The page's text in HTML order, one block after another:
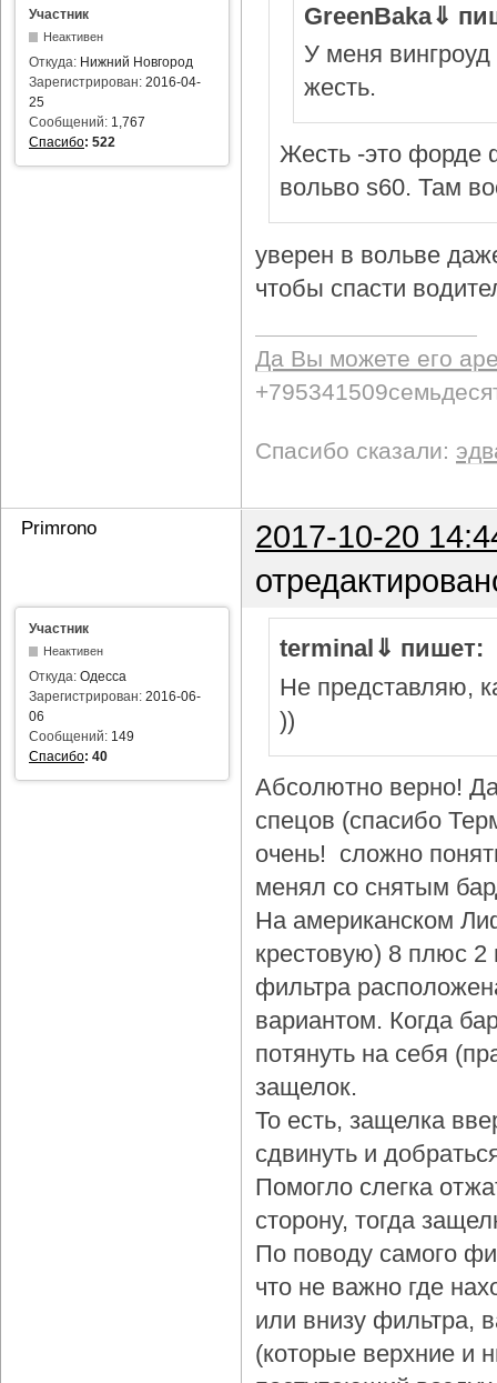
Участник
Неактивен
Откуда: Нижний Новгород
Зарегистрирован: 2016-04-
25
Сообщений: 1,767
Спасибо: 522
GreenBaka⇓
У меня вингроуд
жесть.
Жесть -это форде
вольво s60. Там
уверен в вольве
чтобы спасти
Да Вы можете его
Спасибо сказали:
Primrono
2017-10-20
Участник
Неактивен
Откуда: Одесса
Зарегистрирован: 2016-06-
06
Сообщений: 149
Спасибо: 40
terminal⇓ пишет:
Не представляю,
))
Абсолютно верно!
спецов (спасибо
очень! сложно
менял со снятым
На американском
крестовую) 8 плюс 2
фильтра
вариантом. Когда
потянуть на себя
защелок.
То есть, защелка
сдвинуть и
Помогло слегка
сторону, тогда
По поводу самого
что не важно где
или внизу фильтра,
(которые верхние и